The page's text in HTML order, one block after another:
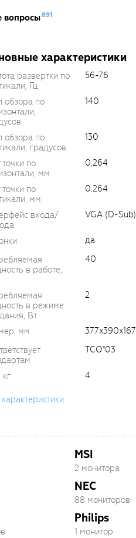
вопросы891
характеристики
развертки по
Гц
56-76
обзора по
140
обзора по
градусов
130
по
мм
0,264
по
мм
0.264
входа/
VGA (D-Sub)
да
в работе,
40
в режиме
Вт
2
мм
377x390x167
TCO''03
4
MSI
2 монитора
NEC
88 мониторов
Philips
1 монитор